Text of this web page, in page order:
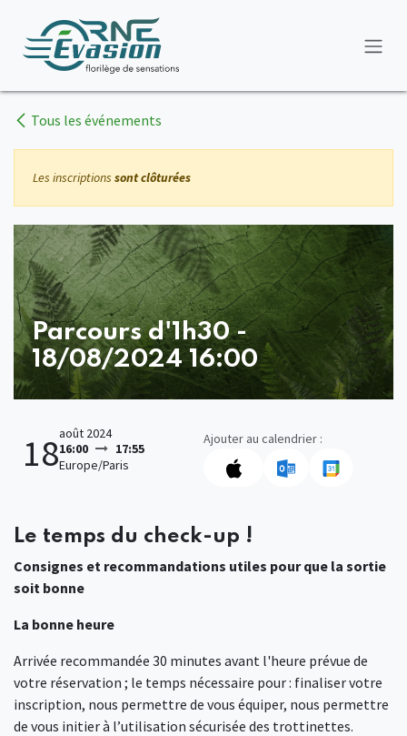
Tous les événements
Les inscriptions sont clôturées
Parcours d'1h30 -
18/08/2024 16:00
18août 2024
16:00
17:55
Europe/Paris
Ajouter au calendrier :
Le temps du check-up !
Consignes et recommandations utiles pour que la sortie
soit bonne
La bonne heure
Arrivée recommandée 30 minutes avant l'heure prévue de
votre réservation ; le temps nécessaire pour : finaliser votre
inscription, nous permettre de vous équiper, nous permettre
de vous initier à l’utilisation sécurisée des trottinettes.